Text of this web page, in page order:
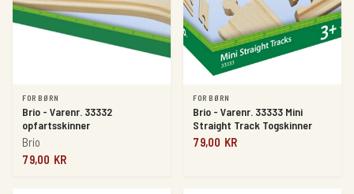
FOR BØRN
Brio - Varenr. 33332
opfartsskinner
Brio
79,00 KR
FOR BØRN
Brio - Varenr. 33333 Mini
Straight Track Togskinner
79,00 KR